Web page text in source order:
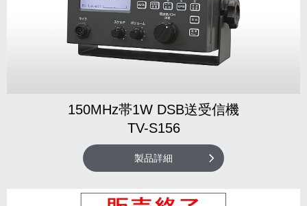
150MHz帯1W DSB送受信機
TV-S156
製品詳細